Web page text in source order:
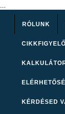
...
RÓLUNK
CIKKFIGYELŐ
KÉRDÉSED